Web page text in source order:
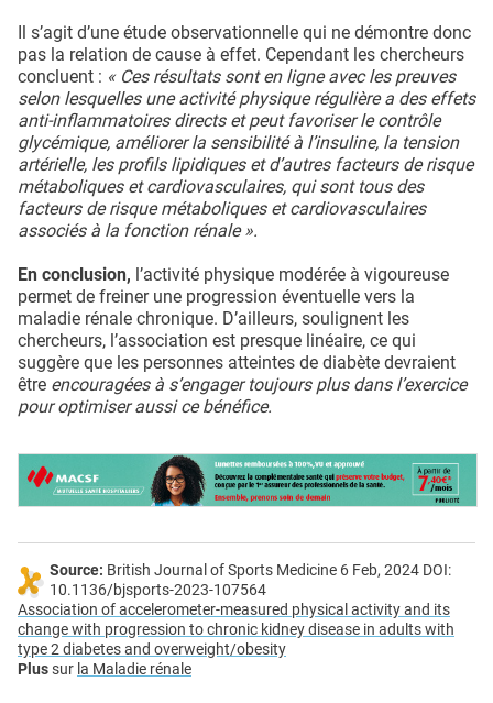
Il s’agit d’une étude observationnelle qui ne démontre donc
pas la relation de cause à effet. Cependant les chercheurs
concluent : « Ces résultats sont en ligne avec les preuves
selon lesquelles une activité physique régulière a des effets
anti-inflammatoires directs et peut favoriser le contrôle
glycémique, améliorer la sensibilité à l’insuline, la tension
artérielle, les profils lipidiques et d’autres facteurs de risque
métaboliques et cardiovasculaires, qui sont tous des
facteurs de risque métaboliques et cardiovasculaires
associés à la fonction rénale ».
En conclusion, l’activité physique modérée à vigoureuse
permet de freiner une progression éventuelle vers la
maladie rénale chronique. D’ailleurs, soulignent les
chercheurs, l’association est presque linéaire, ce qui
suggère que les personnes atteintes de diabète devraient
être encouragées à s’engager toujours plus dans l’exercice
pour optimiser aussi ce bénéfice.
Source: British Journal of Sports Medicine 6 Feb, 2024 DOI:
10.1136/bjsports-2023-107564
Association of accelerometer-measured physical activity and its
change with progression to chronic kidney disease in adults with
type 2 diabetes and overweight/obesity
Plussur la Maladie rénale